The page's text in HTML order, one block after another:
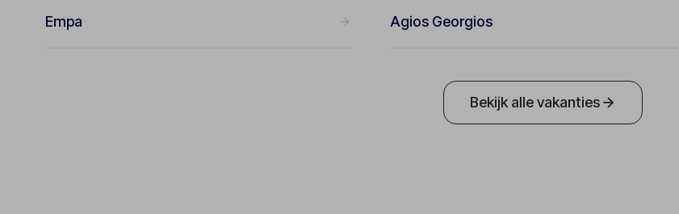
Empa Agios Georgios
Bekijk alle vakanties